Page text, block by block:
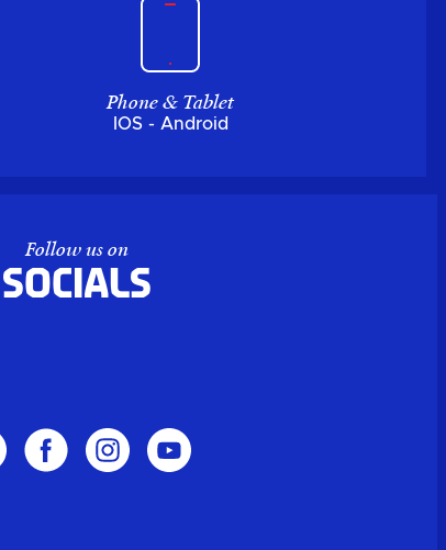
Phone & Tablet
IOS - Android
Follow us on
Socials